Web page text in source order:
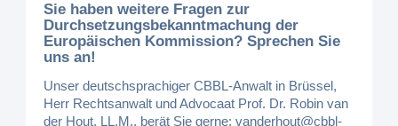
Sie haben weitere Fragen zur
Durchsetzungsbekanntmachung der
Europäischen Kommission? Sprechen Sie
uns an!
Unser deutschsprachiger CBBL-Anwalt in Brüssel,
Herr Rechtsanwalt und Advocaat Prof. Dr. Robin van
der Hout, LL.M., berät Sie gerne:vanderhout@cbbl-